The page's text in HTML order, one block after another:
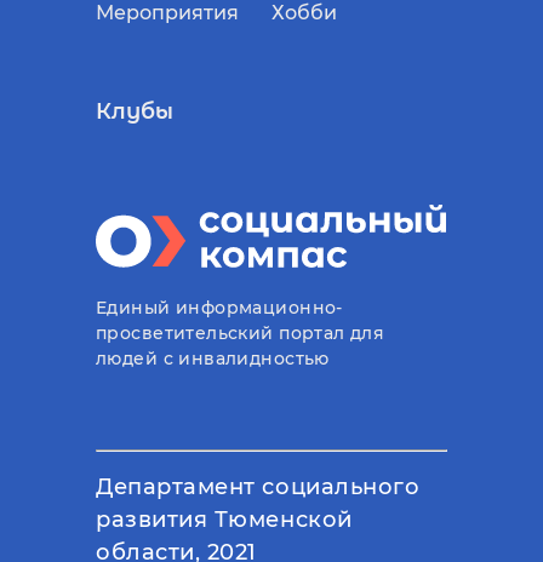
Мероприятия
Хобби
Клубы
Единый информационно-
просветительский портал для
людей с инвалидностью
Департамент социального
развития Тюменской
области, 2021